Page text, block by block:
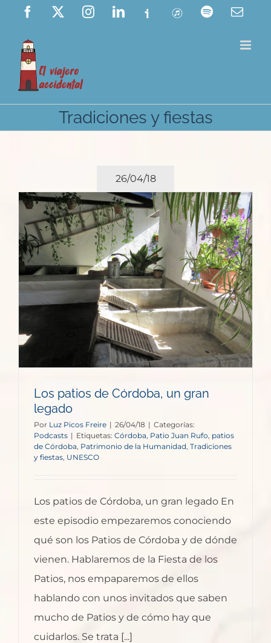
Saltar
contenido
Facebook InstagramLinkedIn
Ivoox ITunes Spotify
Tradiciones y fiestas
26/04/18
Los patios de Córdoba, un gran
legado
Por Luz Picos Freire | 26/04/18 | Categorías:
Podcasts | Etiquetas: Córdoba Patio Juan Rufo patios
de Córdoba Patrimonio de la Humanidad Tradiciones
y fiestas UNESCO
Los patios de Córdoba, un gran legado En
este episodio empezaremos conociendo
qué son los Patios de Córdoba y de dónde
vienen. Hablaremos de la Fiesta de los
Patios, nos empaparemos de ellos
hablando con unos invitados que saben
mucho de Patios y de cómo hay que
cuidarlos. Se trata [...]